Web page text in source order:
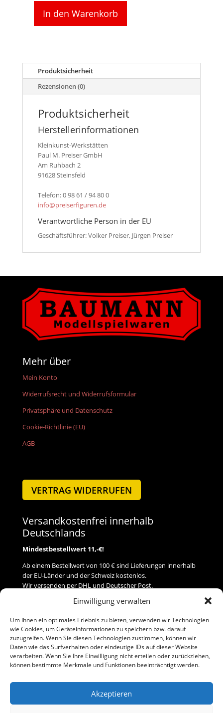
Einwilligung verwalten
Um Ihnen ein optimales Erlebnis zu bieten, verwenden wir Technologien
wie Cookies, um Geräteinformationen zu speichern bzw. darauf
zuzugreifen. Wenn Sie diesen Technologien zustimmen, können wir
Daten wie das Surfverhalten oder eindeutige IDs auf dieser Website
verarbeiten. Wenn Sie Ihre Einwilligung nicht erteilen oder zurückziehen,
können bestimmte Merkmale und Funktionen beeinträchtigt werden.
Akzeptieren
Preiser
Figuren
4061
Polizisten
Passanten
Straße
In den Warenkorb
Produktsicherheit
Rezensionen (0)
Produktsicherheit
Herstellerinformationen
Kleinkunst-Werkstätten
Paul M. Preiser GmbH
Am Ruhbach 2
91628 Steinsfeld
Telefon: 0 98 61 / 94 80 0
info@preiserfiguren.de
Verantwortliche Person in der EU
Geschäftsführer: Volker Preiser, Jürgen Preiser
Mehr über
Mein Konto
Widerrufsrecht und Widerrufsformular
Privatsphäre und Datenschutz
Cookie-Richtlinie (EU)
AGB
VERTRAG WIDERRUFEN
Versandkostenfrei innerhalb
Deutschlands
Mindestbestellwert 11,-€!
Ab einem Bestellwert von 100 € sind Lieferungen innerhalb
der EU-Länder und der Schweiz kostenlos.
Wir versenden per DHL und Deutscher Post.
Versand
Zahlung
Baumann Modellspielwaren
Telefon (0 91 61) 33 84